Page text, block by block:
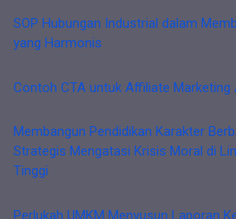
SOP Hubungan Industrial dalam
yang Harmonis
Contoh CTA untuk Affiliate Marketing
Membangun Pendidikan Karakter
Strategis Mengatasi Krisis Moral di
Tinggi
Perlukah UMKM Menyusun Laporan